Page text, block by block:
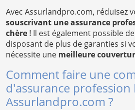
Avec Assurlandpro.com, réduisez
souscrivant une assurance
chère ! Il est également possible
disposant de plus de garanties si
nécessite une meilleure
Comment faire une
d'assurance profession
Assurlandpro.com ?